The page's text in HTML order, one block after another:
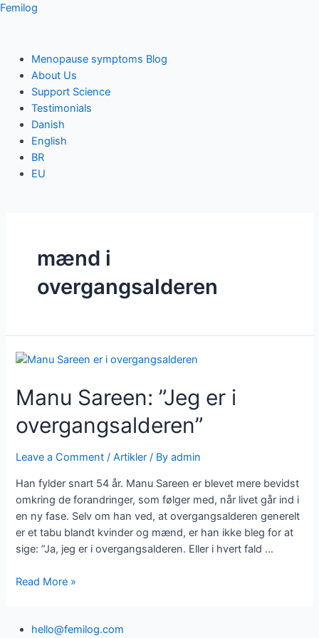
Skip
Femilog
Menu
Menopause symptoms Blog
About Us
Support Science
Testimonials
Danish
English
BR
EU
mænd i
overgangsalderen
Manu Sareen: ”Jeg er i
overgangsalderen”
Leave a Comment /Artikler / Byadmin
Han fylder snart 54 år. Manu Sareen er blevet mere bevidst
omkring de forandringer, som følger med, når livet går ind i
en ny fase. Selv om han ved, at overgangsalderen generelt
er et tabu blandt kvinder og mænd, er han ikke bleg for at
sige: ”Ja, jeg er i overgangsalderen. Eller i hvert fald …
Manu
er
Read More »
hello@femilog.com